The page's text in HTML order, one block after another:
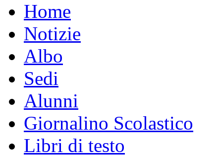
Home
Notizie
Albo
Sedi
Alunni
Giornalino Scolastico
Libri di testo